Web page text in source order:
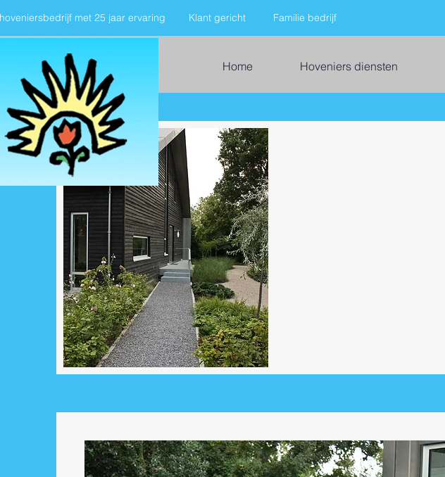
hoveniersbedrijf met 25 jaar ervaring Klant gericht Familie bedrijf
Home Hoveniers diensten